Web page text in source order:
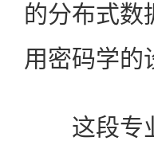
的分布式数
用密码学的
这段专业